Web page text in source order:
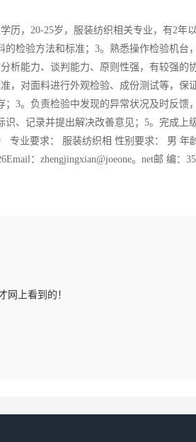
历，20-25岁，服装纺织相关专业，有2年
检验方法和标准；3。熟悉操作检验机台
析能力、谈判能力、原则性强，有较强
，对面料进行外观检验、成份测试等，保
3。负责检验中发现的异常状况及时反
、记录并提出解决改善意见；5。完成上
专业要求： 服装纺织相 性别要求： 男
：zhengjingxian@joeone。net邮 编
网上看到的！